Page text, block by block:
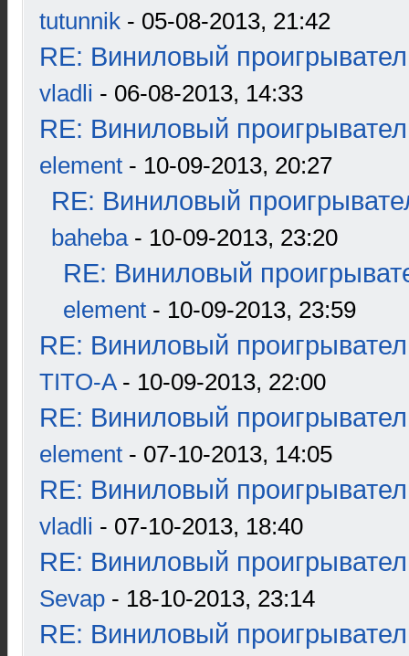
tutunnik - 05-08-2013, 21:42
RE: Виниловый
vladli - 06-08-2013, 14:33
RE: Виниловый
element - 10-09-2013, 20:27
RE: Виниловый
baheba- 10-09-2013, 23:20
RE: Виниловый
element - 10-09-2013, 23:59
RE: Виниловый
TITO-A- 10-09-2013, 22:00
RE: Виниловый
element - 07-10-2013, 14:05
RE: Виниловый
vladli - 07-10-2013, 18:40
RE: Виниловый
Sevap - 18-10-2013, 23:14
RE: Виниловый